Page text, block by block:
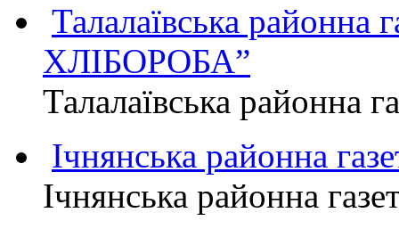
Талалаївська
ХЛІБОРОБА”
Талалаївська
Ічнянська районна
Ічнянська районна